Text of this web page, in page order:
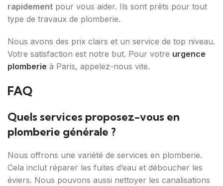
rapidement pour vous aider. Ils sont prêts pour tout
type de travaux de plomberie.
Nous avons des prix clairs et un service de top niveau.
Votre satisfaction est notre but. Pour votre urgence
plomberie à Paris, appelez-nous vite.
FAQ
Quels services proposez-vous en
plomberie générale ?
Nous offrons une variété de services en plomberie.
Cela inclut réparer les fuites d’eau et déboucher les
éviers. Nous pouvons aussi nettoyer les canalisations